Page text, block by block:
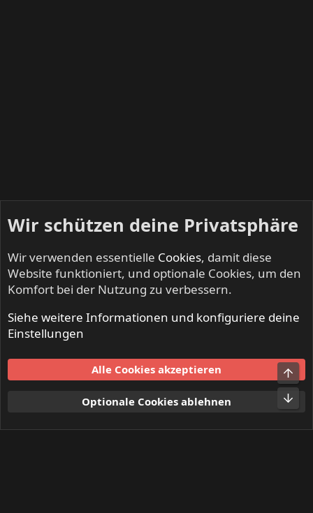
Mitglieder
Nutzungsbedingungen
Datenschutz
S
Wir schützen deine Privatsphäre
Wir verwenden essentielle Cookies, damit diese
Website funktioniert, und optionale Cookies, um den
Komfort bei der Nutzung zu verbessern.
Siehe weitere Informationen und konfiguriere deine
Einstellungen
Alle Cookies akzeptieren
Optionale Cookies ablehnen